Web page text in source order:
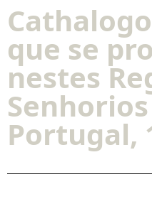
que se
nestes
Portugal,